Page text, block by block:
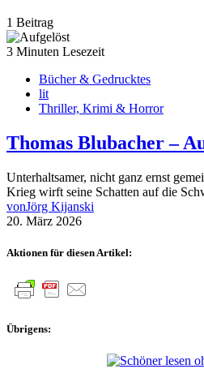
1 Beitrag
3 Minuten Lesezeit
Bücher & Gedrucktes
lit
Thriller, Krimi & Horror
Thomas Blubacher –
Unterhaltsamer, nicht ganz ernst
Krieg wirft seine Schatten auf die
vonJörg Kijanski
20. März 2026
Aktionen für diesen Artikel:
Übrigens: